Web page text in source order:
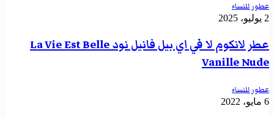
عطور للنساء
2 يوليو، 2025
عطر لانكوم لا في اي بيل فانيل نود La Vie Est Belle
Vanille Nude
عطور للنساء
6 مايو، 2022